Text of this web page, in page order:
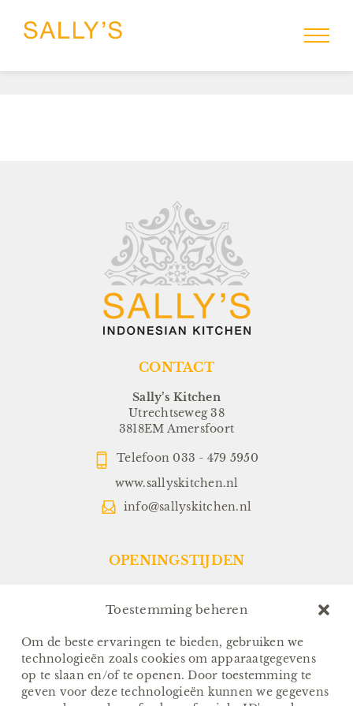
Toestemming beheren
Om de beste ervaringen te bieden, gebruiken we
technologieën zoals cookies om apparaatgegevens
op te slaan en/of te openen. Door toestemming te
geven voor deze technologieën kunnen we gegevens
MENU
SALLYS-TO-GO
RESERVEREN
CATERING
GROEPEN
CONTACT
Sally’s Kitchen
Utrechtseweg 38
3818EM Amersfoort
Telefoon 033 - 479 5950
www.sallyskitchen.nl
info@sallyskitchen.nl
OPENINGSTIJDEN
Dinsdag t/m Zondag:
Vanaf 17.00 uur
(Keuken sluit om 21.30 uur)
Sallys-To-Go:
Van Dinsdag t/m Zondag:
Afhalen tussen 17.00 en 18.00